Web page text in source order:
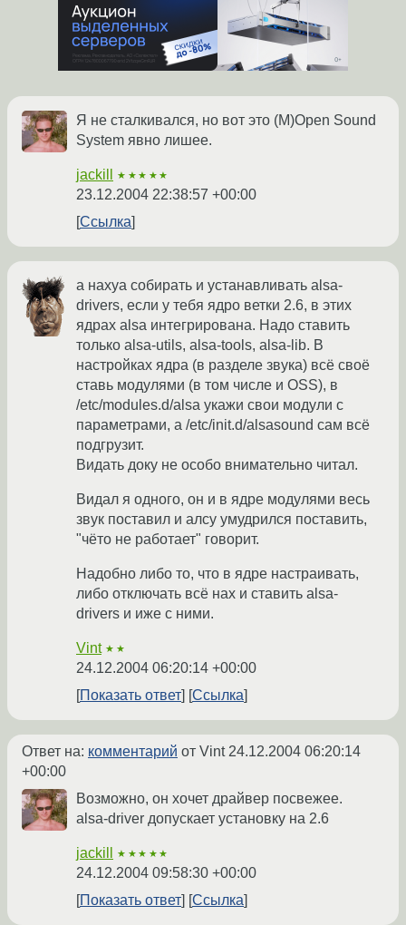
Я не сталкивался, но вот это (M)Open Sound
System явно лишее.
jackill ★★★★★
23.12.2004 22:38:57 +00:00
Ссылка
а нахуа собирать и устанавливать alsa-
drivers, если у тебя ядро ветки 2.6, в этих
ядрах alsa интегрирована. Надо ставить
только alsa-utils, alsa-tools, alsa-lib. В
настройках ядра (в разделе звука) всё своё
ставь модулями (в том числе и OSS), в
/etc/modules.d/alsa укажи свои модули с
параметрами, а /etc/init.d/alsasound сам всё
подгрузит.
Видать доку не особо внимательно читал.
Видал я одного, он и в ядре модулями весь
звук поставил и алсу умудрился поставить,
"чёто не работает" говорит.
Надобно либо то, что в ядре настраивать,
либо отключать всё нах и ставить alsa-
drivers и иже с ними.
Vint ★★
24.12.2004 06:20:14 +00:00
Показать ответ
Ссылка
Ответ на: комментарий от Vint24.12.2004 06:20:14
+00:00
Возможно, он хочет драйвер посвежее.
alsa-driver допускает установку на 2.6
jackill ★★★★★
24.12.2004 09:58:30 +00:00
Показать ответ
Ссылка